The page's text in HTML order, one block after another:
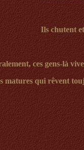
Ils chutent
ces gens-là
matures qui rêvent